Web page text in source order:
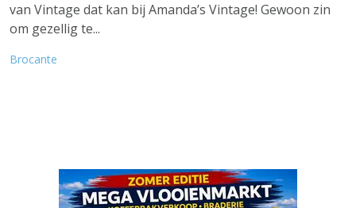
van Vintage dat kan bij Amanda’s Vintage! Gewoon zin
om gezellig te...
Brocante